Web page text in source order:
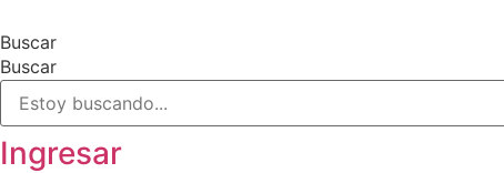
al
contenido
Buscar
Buscar
Ingresar